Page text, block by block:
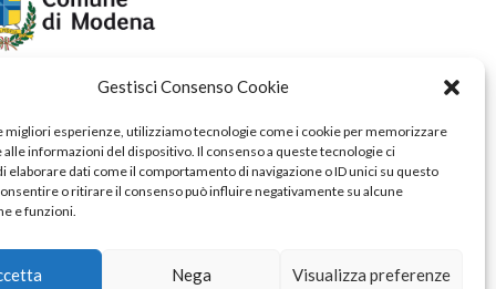
Gestisci Consenso Cookie
migliori esperienze, utilizziamo tecnologie come i cookie per memorizzare
alle informazioni del dispositivo. Il consenso a queste tecnologie ci
elaborare dati come il comportamento di navigazione o ID unici su questo
o ritirare il consenso può influire negativamente su alcune
e funzioni.
Nega Visualizza preferenze